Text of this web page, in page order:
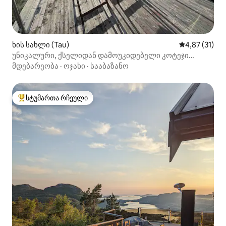
ხის სახლი (Tau) საშუალო
4,87 (31)
უნიკალური, ქსელიდან დამოუკიდებელი კოტეჯი
ლამაზი ხედით და მზის ჩასვლის ხედით
მდებარეობა · ოჯახი · სააბაზანო
სტუმართა რჩეული მოწინავე ვარიანტი
სტუმართა რჩეული